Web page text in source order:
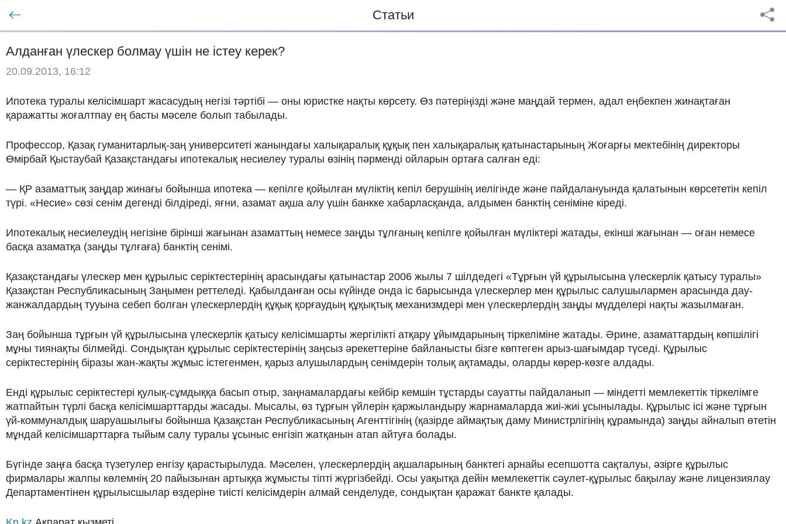
Статьи
Алданған үлескер болмау үшін не істеу керек?
20.09.2013, 16:12
Ипотека туралы келісімшарт жасасудың негізі тәртібі — оны юристке нақты көрсету. Өз пәтеріңізді және маңдай термен, адал еңбекпен жинақтаған
қаражатты жоғалтпау ең басты мәселе болып табылады.
Профессор, Қазақ гуманитарлық-заң университеті жанындағы халықаралық құқық пен халықаралық қатынастарының Жоғарғы мектебінің директоры
Өмірбай Қыстаубай Қазақстандағы ипотекалық несиелеу туралы өзінің пәрменді ойларын ортаға салған еді:
— ҚР азаматтық заңдар жинағы бойынша ипотека — кепілге қойылған мүліктің кепіл берушінің иелігінде және пайдалануында қалатынын көрсететін кепіл
түрі. «Несие» сөзі сенім дегенді білдіреді, яғни, азамат ақша алу үшін банкке хабарласқанда, алдымен банктің сеніміне кіреді.
Ипотекалық несиелеудің негізіне бірінші жағынан азаматтың немесе заңды тұлғаның кепілге қойылған мүліктері жатады, екінші жағынан — оған немесе
басқа азаматқа (заңды тұлғаға) банктің сенімі.
Қазақстандағы үлескер мен құрылыс серіктестерінің арасындағы қатынастар 2006 жылы 7 шілдедегі «Тұрғын үй құрылысына үлескерлік қатысу туралы»
Қазақстан Республикасының Заңымен реттеледі. Қабылданған осы күйінде онда іс барысында үлескерлер мен құрылыс салушылармен арасында дау-
жанжалдардың тууына себеп болған үлескерлердің құқық қорғаудың құқықтық механизмдері мен үлескерлердің заңды мүдделері нақты жазылмаған.
Заң бойынша тұрғын үй құрылысына үлескерлік қатысу келісімшарты жергілікті атқару ұйымдарының тіркеліміне жатады. Әрине, азаматтардың көпшілігі
мұны тиянақты білмейді. Сондықтан құрылыс серіктестерінің заңсыз әрекеттеріне байланысты бізге көптеген арыз-шағымдар түседі. Құрылыс
серіктестерінің біразы жан-жақты жұмыс істегенмен, қарыз алушылардың сенімдерін толық ақтамады, оларды көрер-көзге алдады.
Енді құрылыс серіктестері қулық-сұмдыққа басып отыр, заңнамалардағы кейбір кемшін тұстарды сауатты пайдаланып — міндетті мемлекеттік тіркелімге
жатпайтын түрлі басқа келісімшарттарды жасады. Мысалы, өз тұрғын үйлерін қаржыландыру жарнамаларда жиі-жиі ұсынылады. Құрылыс ісі және тұрғын
үй-коммуналдық шаруашылығы бойынша Қазақстан Республикасының Агенттігінің (қазірде аймақтық даму Министрлігінің құрамында) заңды айналып өтетін
мұндай келісімшарттарға тыйым салу туралы ұсыныс енгізіп жатқанын атап айтуға болады.
Бүгінде заңға басқа түзетулер енгізу қарастырылуда. Мәселен, үлескерлердің ақшаларының банктегі арнайы есепшотта сақталуы, әзірге құрылыс
фирмалары жалпы көлемнің 20 пайызынан артыққа жұмысты тіпті жүргізбейді. Осы уақытқа дейін мемлекеттік сәулет-құрылыс бақылау және лицензиялау
Департаментінен құрылысшылар өздеріне тиісті келісімдерін алмай сенделуде, сондықтан қаражат банкте қалады.